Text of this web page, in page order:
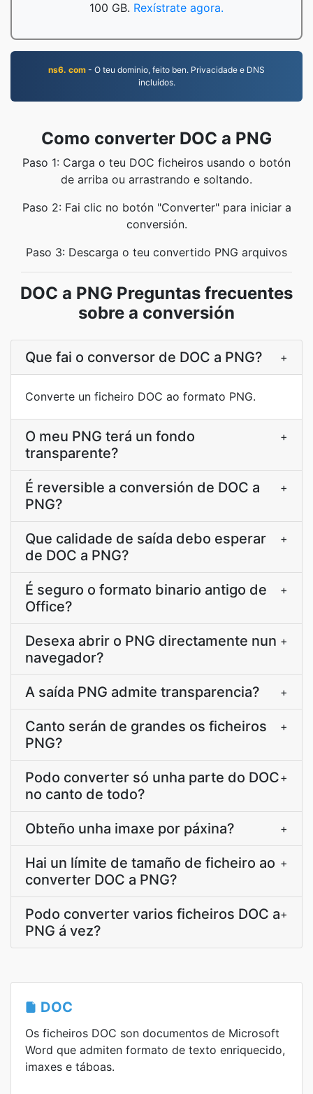
100 GB. Rexístrate agora.
ns6. com - O teu dominio, feito ben. Privacidade e DNS
incluídos.
Como converter DOC a PNG
Paso 1: Carga o teu DOC ficheiros usando o botón
de arriba ou arrastrando e soltando.
Paso 2: Fai clic no botón "Converter" para iniciar a
conversión.
Paso 3: Descarga o teu convertido PNG arquivos
DOC a PNG Preguntas frecuentes
sobre a conversión
Que fai o conversor de DOC a PNG? +
Converte un ficheiro DOC ao formato PNG.
O meu PNG terá un fondo
transparente?
+
É reversible a conversión de DOC a
PNG?
+
Que calidade de saída debo esperar
de DOC a PNG?
+
É seguro o formato binario antigo de
Office?
+
Desexa abrir o PNG directamente nun
navegador?
+
A saída PNG admite transparencia? +
Canto serán de grandes os ficheiros
PNG?
+
Podo converter só unha parte do DOC
no canto de todo?
+
Obteño unha imaxe por páxina? +
Hai un límite de tamaño de ficheiro ao
converter DOC a PNG?
+
Podo converter varios ficheiros DOC a
PNG á vez?
+
DOC
Os ficheiros DOC son documentos de Microsoft
Word que admiten formato de texto enriquecido,
imaxes e táboas.